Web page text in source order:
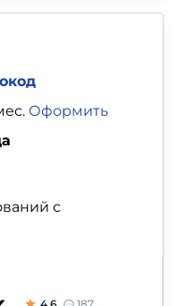
Оформить
с